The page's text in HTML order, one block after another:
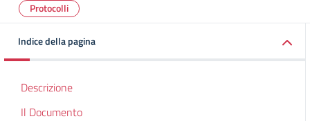
Protocolli
Indice della pagina
Descrizione
Il Documento